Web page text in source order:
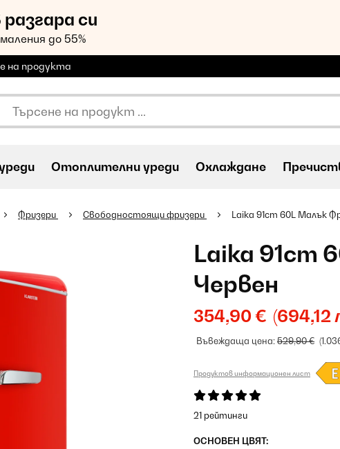
си
до 55%
на продукта
Oтоплителни уреди Охлаждане
Фризери Свободностоящи фризери Laika 91cm 60L Малък
Laika 91cm
Червен
354,90 € (694,12
Въвеждаща цена:529,90 €
Продуктов информационен лист
21 рейтинги
ОСНОВЕН ЦВЯТ: